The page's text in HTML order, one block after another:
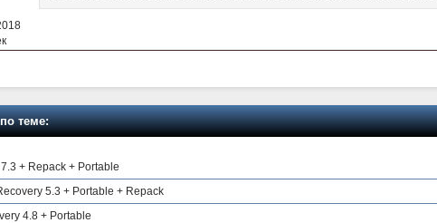
теме:
+ Repack + Portable
5.3 + Portable + Repack
4.8 + Portable